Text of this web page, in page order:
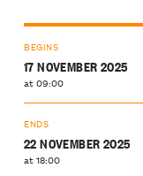
BEGINS
17 NOVEMBER 2025
at 09:00
ENDS
22 NOVEMBER 2025
at 18:00